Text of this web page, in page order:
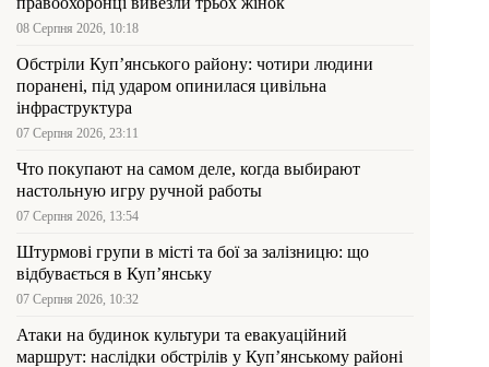
08 Серпня 2026, 10:18
Обстріли Куп’янського району: чотири людини
поранені, під ударом опинилася цивільна
інфраструктура
07 Серпня 2026, 23:11
Что покупают на самом деле, когда выбирают
настольную игру ручной работы
07 Серпня 2026, 13:54
Штурмові групи в місті та бої за залізницю: що
відбувається в Куп’янську
07 Серпня 2026, 10:32
Атаки на будинок культури та евакуаційний
маршрут: наслідки обстрілів у Куп’янському районі